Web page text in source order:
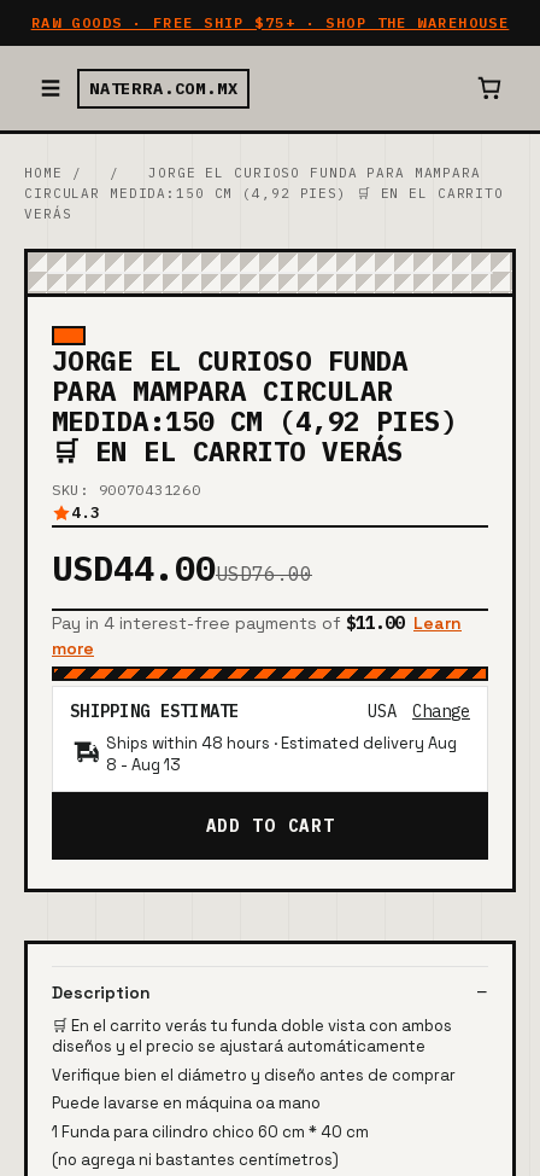
RAW GOODS · FREE SHIP $75+ · SHOP THE WAREHOUSE
NATERRA.COM.MX
HOME / /
JORGE EL CURIOSO FUNDA PARA MAMPARA
CIRCULAR MEDIDA:150 CM (4,92 PIES) 🛒 EN EL CARRITO
VERÁS
JORGE EL CURIOSO FUNDA
PARA MAMPARA CIRCULAR
MEDIDA:150 CM (4,92 PIES)
🛒 EN EL CARRITO VERÁS
SKU: 90070431260
4.3
USD44.00USD76.00
Pay in 4 interest-free payments of $11.00 Learn
more
SHIPPING ESTIMATE USA Change
Ships within 48 hours · Estimated delivery Aug
8 - Aug 13
ADD TO CART
Description
🛒 En el carrito verás tu funda doble vista con ambos
diseños y el precio se ajustará automáticamente
Verifique bien el diámetro y diseño antes de comprar
Puede lavarse en máquina oa mano
1 Funda para cilindro chico 60 cm * 40 cm
(no agrega ni bastantes centímetros)